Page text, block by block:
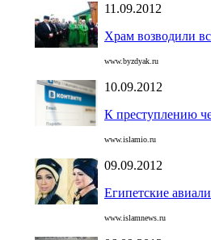
11.09.2012
Храм возводили
www.byzdyak.ru
10.09.2012
К преступлению
www.islamio.ru
09.09.2012
Египетские
www.islamnews.ru